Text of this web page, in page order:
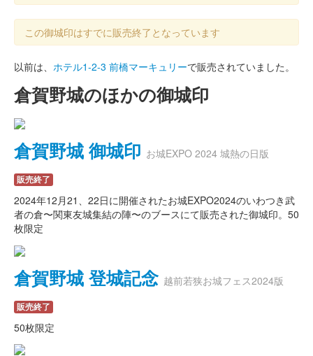
この御城印はすでに販売終了となっています
以前は、 ホテル1-2-3 前橋マーキュリーで販売されていました。
倉賀野城のほかの御城印
倉賀野城 御城印 お城EXPO 2024 城熱の日版
販売終了
2024年12月21、22日に開催されたお城EXPO2024のいわつき武
者の倉〜関東友城集結の陣〜のブースにて販売された御城印。50
枚限定
倉賀野城 登城記念 越前若狭お城フェス2024版
販売終了
50枚限定